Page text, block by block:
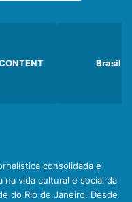
Brasil
consolidada e
na vida cultural e social da
do Rio de Janeiro. Desde